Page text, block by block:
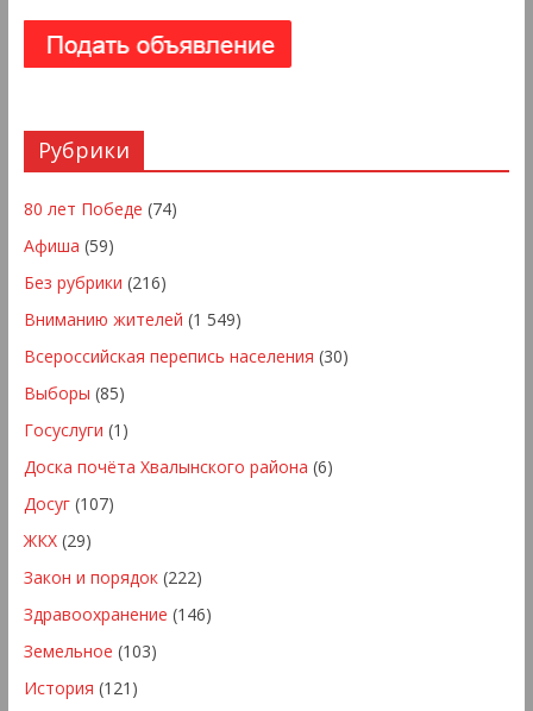
Рубрики
80 лет Победе (74)
Афиша (59)
Без рубрики (216)
Вниманию жителей (1 549)
Всероссийская перепись населения (30)
Выборы (85)
Госуслуги (1)
Доска почёта Хвалынского района (6)
Досуг(107)
ЖКХ(29)
Закон и порядок(222)
Здравоохранение (146)
Земельное (103)
История (121)